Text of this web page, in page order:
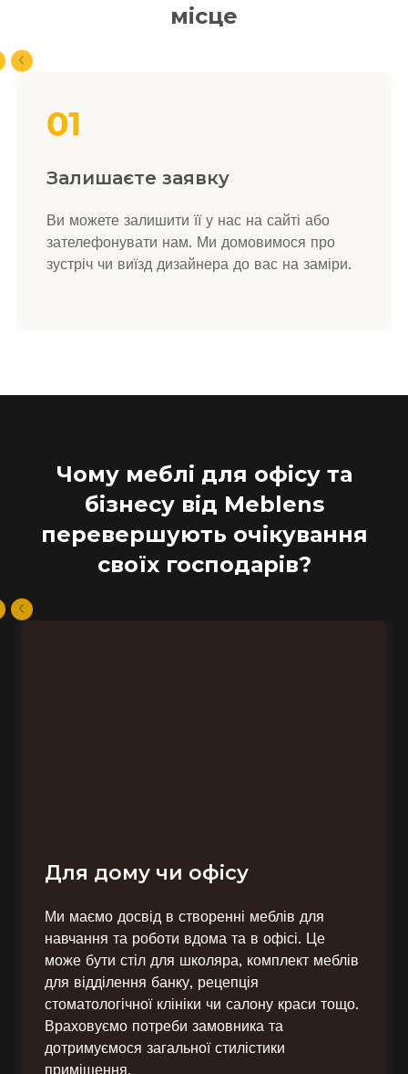
місце
Залишаєте заявку
Ви можете залишити її у нас на сайті або
зателефонувати нам. Ми домовимося про
зустріч чи виїзд дизайнера до вас на заміри.
Чому меблі для офісу та
бізнесу від Meblens
перевершують очікування
своїх господарів?
Для дому чи офісу
Ми маємо досвід в створенні меблів для
навчання та роботи вдома та в офісі. Це
може бути стіл для школяра, комплект меблів
для відділення банку, рецепція
стоматологічної клініки чи салону краси тощо.
Враховуємо потреби замовника та
дотримуємося загальної стилістики
приміщення.